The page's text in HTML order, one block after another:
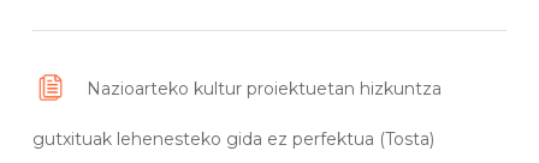
Nazioarteko kultur proiektuetan hizkuntza
gutxituak lehenesteko gida ez perfektua (Tosta)